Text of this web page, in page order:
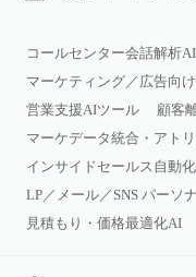
コールセンター会話解析AI
マーケティング／広告向
営業支援AIツール
顧客
マーケデータ統合・アト
インサイドセールス自動
LP／メール／SNS パーソ
見積もり・価格最適化AI